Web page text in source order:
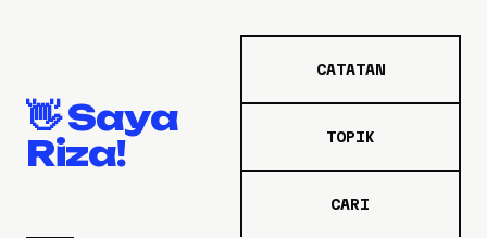
👋 Saya
Riza!
CATATAN
TOPIK
CARI